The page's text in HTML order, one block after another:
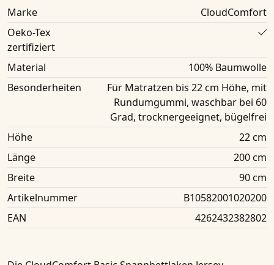
Marke
CloudComfort
Oeko-Tex
zertifiziert
Material
100% Baumwolle
Besonderheiten
Für Matratzen bis 22 cm Höhe, mit
Rundumgummi, waschbar bei 60
Grad, trocknergeeignet, bügelfrei
Höhe
22 cm
Länge
200 cm
Breite
90 cm
Artikelnummer
B10582001020200
EAN
4262432382802